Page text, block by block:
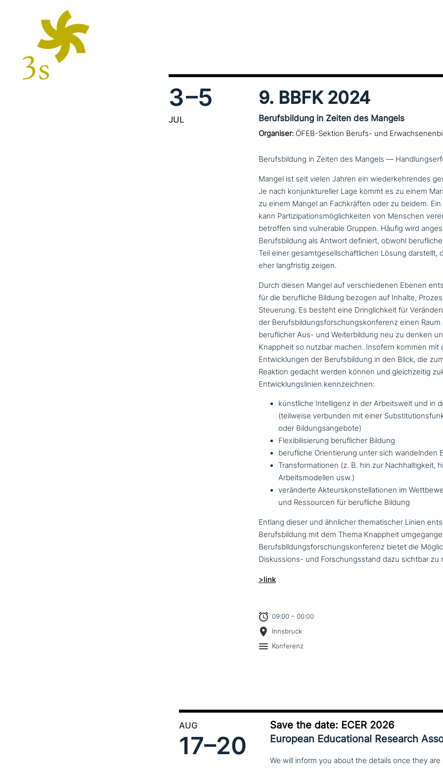
3–5
JUL
9. BBFK 2024
Berufsbildung in Zeiten des Mangels
Organiser: ÖFEB-Sektion Berufs- und
Berufsbildung in Zeiten des Mangels —
Mangel ist seit vielen Jahren ein wie­der­keh­ren­des
Je nach kon­junk­tu­rel­ler Lage kommt es zu einem
zu einem Mangel an Fachkräften oder zu beidem.
kann Partizipationsmöglichkeiten von Menschen
betroffen sind vul­nerable Gruppen. Häufig wird
Berufsbildung als Antwort definiert, obwohl
Teil einer gesamt­ge­sell­schaft­li­chen Lösung darstellt,
eher lang­fri­stig zeigen.
Durch diesen Mangel auf ver­schie­de­nen Ebenen
für die beruf­li­che Bildung bezogen auf Inhalte,
Steuerung. Es besteht eine Dringlichkeit für
der Berufsbildungsforschungskonferenz einen Raum
beruf­li­cher Aus- und Weiterbildung neu zu denken
Knappheit so nutzbar machen. Insofern kommen mit
Entwicklungen der Berufsbildung in den Blick, die
Reaktion gedacht werden können und gleich­zei­tig
Entwicklungslinien kennzeichnen:
künst­li­che Intelligenz in der Arbeitswelt und in
(teilweise verbunden mit einer
oder Bildungsangebote)
Flexibilisierung beruf­li­cher Bildung
beruf­li­che Orientierung unter sich wan­deln­den
Transformationen (z. B. hin zur Nachhaltigkeit,
Arbeitsmodellen usw.)
ver­än­der­te Akteurskonstellationen im
und Ressourcen für beruf­li­che Bildung
Entlang dieser und ähnlicher the­ma­ti­scher Linien
Berufsbildung mit dem Thema Knappheit
Berufsbildungsforschungskonferenz bietet die
Diskussions- und Forschungsstand dazu sichtbar zu
>link
09:00 – 00:00
Innsbruck
Konferenz
AUG
17–20
Save the date: ECER 2026
European Educational Research
We will inform you about the details once they are